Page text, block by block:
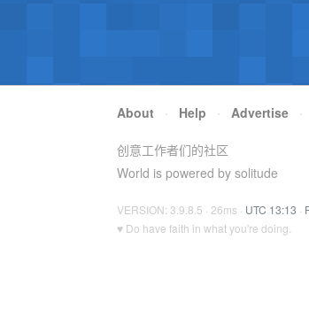
About · Help · Advertise ·
创意工作者们的社区
World is powered by solitude
VERSION: 3.9.8.5 · 26ms · UTC 13:13 ·
♥ Do have faith in what you're doing.